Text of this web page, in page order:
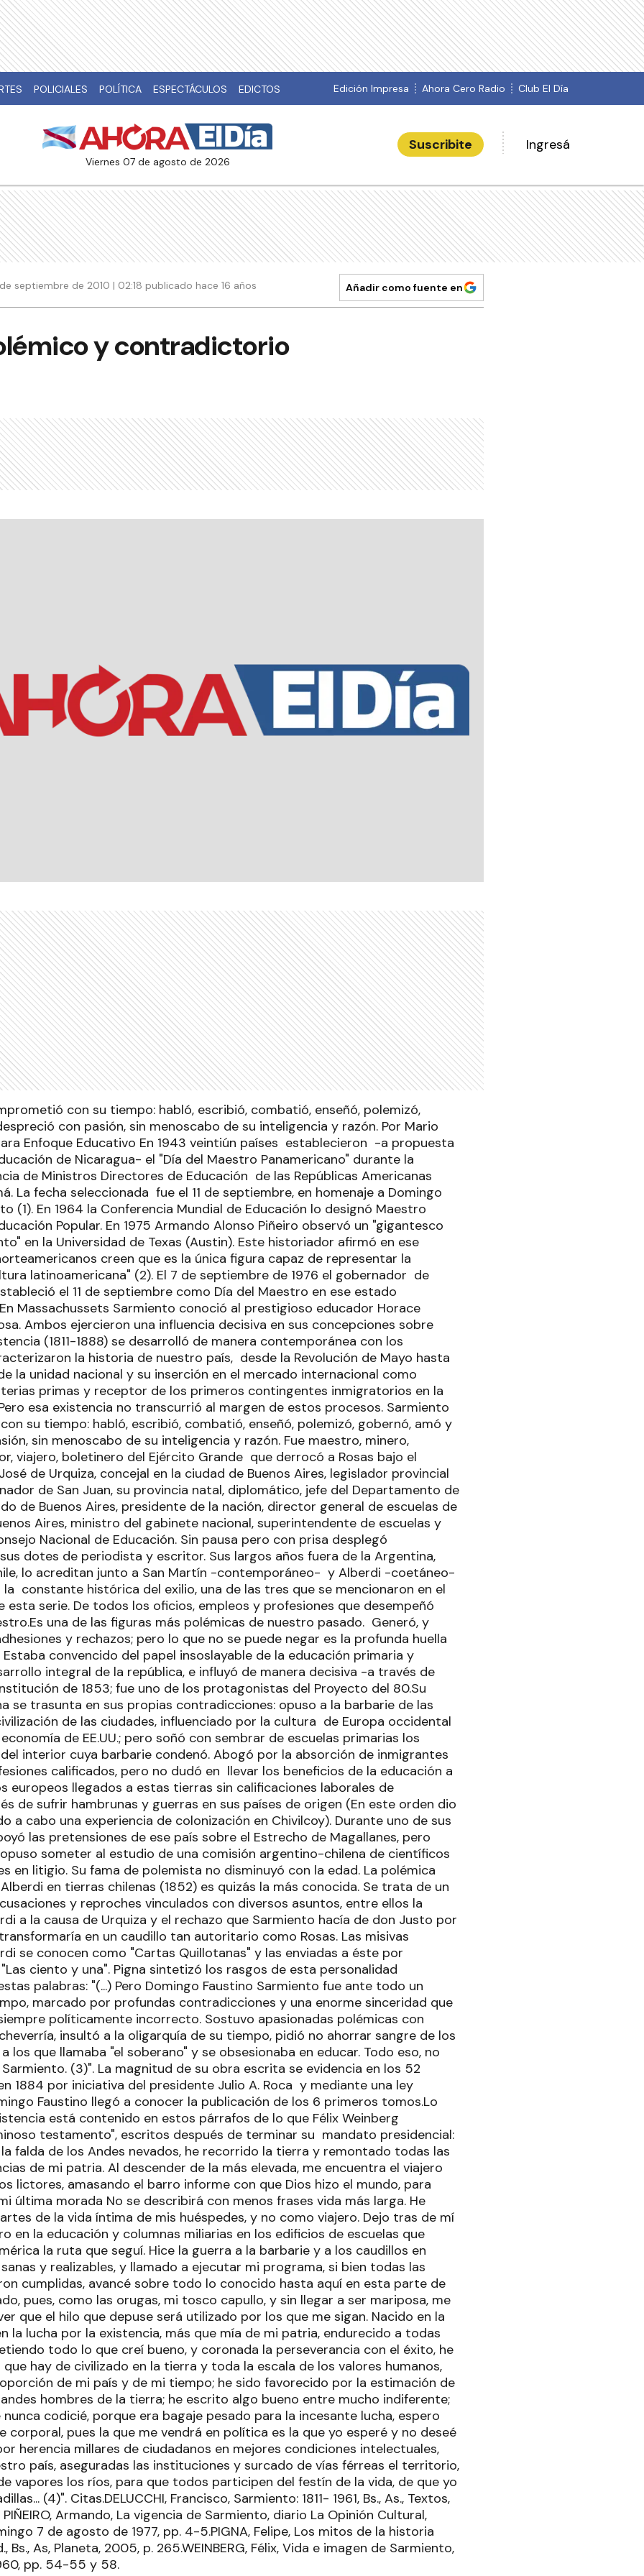
POLICIALES POLÍTICA ESPECTÁCULOS EDICTOS Edición Impresa Ahora Cero Radio Club El Día
viernes 07 de agosto de 2026
Suscribite Ingresá
de septiembre de 2010 | 02:18 publicado hace 16 años Añadir como fuente en
y contradictorio
con su tiempo: habló, escribió, combatió, enseñó, polemizó,
con pasión, sin menoscabo de su inteligencia y razón. Por Mario
Enfoque Educativo En 1943 veintiún países establecieron -a propuesta
de Nicaragua- el "Día del Maestro Panamericano" durante la
de Ministros Directores de Educación de las Repúblicas Americanas
La fecha seleccionada fue el 11 de septiembre, en homenaje a Domingo
(1). En 1964 la Conferencia Mundial de Educación lo designó Maestro
Popular. En 1975 Armando Alonso Piñeiro observó un "gigantesco
en la Universidad de Texas (Austin). Este historiador afirmó en ese
creen que es la única figura capaz de representar la
latinoamericana" (2). El 7 de septiembre de 1976 el gobernador de
el 11 de septiembre como Día del Maestro en ese estado
Massachussets Sarmiento conoció al prestigioso educador Horace
Ambos ejercieron una influencia decisiva en sus concepciones sobre
(1811-1888) se desarrolló de manera contemporánea con los
la historia de nuestro país, desde la Revolución de Mayo hasta
la unidad nacional y su inserción en el mercado internacional como
primas y receptor de los primeros contingentes inmigratorios en la
esa existencia no transcurrió al margen de estos procesos. Sarmiento
su tiempo: habló, escribió, combatió, enseñó, polemizó, gobernó, amó y
sin menoscabo de su inteligencia y razón. Fue maestro, minero,
viajero, boletinero del Ejército Grande que derrocó a Rosas bajo el
de Urquiza, concejal en la ciudad de Buenos Aires, legislador provincial
de San Juan, su provincia natal, diplomático, jefe del Departamento de
de Buenos Aires, presidente de la nación, director general de escuelas de
Aires, ministro del gabinete nacional, superintendente de escuelas y
Nacional de Educación. Sin pausa pero con prisa desplegó
dotes de periodista y escritor. Sus largos años fuera de la Argentina,
lo acreditan junto a San Martín -contemporáneo- y Alberdi -coetáneo-
constante histórica del exilio, una de las tres que se mencionaron en el
esta serie. De todos los oficios, empleos y profesiones que desempeñó
una de las figuras más polémicas de nuestro pasado. Generó, y
y rechazos; pero lo que no se puede negar es la profunda huella
convencido del papel insoslayable de la educación primaria y
integral de la república, e influyó de manera decisiva -a través de
de 1853; fue uno de los protagonistas del Proyecto del 80.Su
se trasunta en sus propias contradicciones: opuso a la barbarie de las
de las ciudades, influenciado por la cultura de Europa occidental
de EE.UU.; pero soñó con sembrar de escuelas primarias los
interior cuya barbarie condenó. Abogó por la absorción de inmigrantes
calificados, pero no dudó en llevar los beneficios de la educación a
europeos llegados a estas tierras sin calificaciones laborales de
de sufrir hambrunas y guerras en sus países de origen (En este orden dio
a cabo una experiencia de colonización en Chivilcoy). Durante uno de sus
las pretensiones de ese país sobre el Estrecho de Magallanes, pero
someter al estudio de una comisión argentino-chilena de científicos
en litigio. Su fama de polemista no disminuyó con la edad. La polémica
en tierras chilenas (1852) es quizás la más conocida. Se trata de un
y reproches vinculados con diversos asuntos, entre ellos la
a la causa de Urquiza y el rechazo que Sarmiento hacía de don Justo por
en un caudillo tan autoritario como Rosas. Las misivas
se conocen como "Cartas Quillotanas" y las enviadas a éste por
ciento y una". Pigna sintetizó los rasgos de esta personalidad
palabras: "(...) Pero Domingo Faustino Sarmiento fue ante todo un
marcado por profundas contradicciones y una enorme sinceridad que
políticamente incorrecto. Sostuvo apasionadas polémicas con
insultó a la oligarquía de su tiempo, pidió no ahorrar sangre de los
los que llamaba "el soberano" y se obsesionaba en educar. Todo eso, no
(3)". La magnitud de su obra escrita se evidencia en los 52
1884 por iniciativa del presidente Julio A. Roca y mediante una ley
Faustino llegó a conocer la publicación de los 6 primeros tomos.Lo
está contenido en estos párrafos de lo que Félix Weinberg
testamento", escritos después de terminar su mandato presidencial:
la falda de los Andes nevados, he recorrido la tierra y remontado todas las
de mi patria. Al descender de la más elevada, me encuentra el viajero
lictores, amasando el barro informe con que Dios hizo el mundo, para
última morada No se describirá con menos frases vida más larga. He
de la vida íntima de mis huéspedes, y no como viajero. Dejo tras de mí
en la educación y columnas miliarias en los edificios de escuelas que
la ruta que seguí. Hice la guerra a la barbarie y a los caudillos en
y realizables, y llamado a ejecutar mi programa, si bien todas las
cumplidas, avancé sobre todo lo conocido hasta aquí en esta parte de
pues, como las orugas, mi tosco capullo, y sin llegar a ser mariposa, me
que el hilo que depuse será utilizado por los que me sigan. Nacido en la
la lucha por la existencia, más que mía de mi patria, endurecido a todas
todo lo que creí bueno, y coronada la perseverancia con el éxito, he
hay de civilizado en la tierra y toda la escala de los valores humanos,
de mi país y de mi tiempo; he sido favorecido por la estimación de
hombres de la tierra; he escrito algo bueno entre mucho indiferente;
codicié, porque era bagaje pesado para la incesante lucha, espero
corporal, pues la que me vendrá en política es la que yo esperé y no deseé
herencia millares de ciudadanos en mejores condiciones intelectuales,
país, aseguradas las instituciones y surcado de vías férreas el territorio,
vapores los ríos, para que todos participen del festín de la vida, de que yo
(4)". Citas.DELUCCHI, Francisco, Sarmiento: 1811- 1961, Bs., As., Textos,
PIÑEIRO, Armando, La vigencia de Sarmiento, diario La Opinión Cultural,
7 de agosto de 1977, pp. 4-5.PIGNA, Felipe, Los mitos de la historia
Bs., As, Planeta, 2005, p. 265.WEINBERG, Félix, Vida e imagen de Sarmiento,
pp. 54-55 y 58.